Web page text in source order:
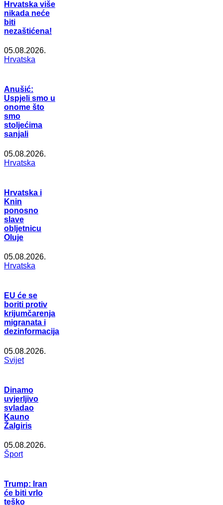
Hrvatska više
nikada neće
biti
nezaštićena!
05.08.2026.
Hrvatska
Anušić:
Uspjeli smo u
onome što
smo
stoljećima
sanjali
05.08.2026.
Hrvatska
Hrvatska i
Knin
ponosno
slave
obljetnicu
Oluje
05.08.2026.
Hrvatska
EU će se
boriti protiv
krijumčarenja
migranata i
dezinformacija
05.08.2026.
Svijet
Dinamo
uvjerljivo
svladao
Kauno
Žalgiris
05.08.2026.
Šport
Trump: Iran
će biti vrlo
teško